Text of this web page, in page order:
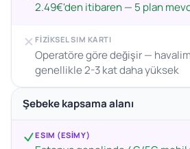
2.49€'den itibaren — 5 plan
FIZIKSEL SIM KARTI
Operatöre göre değişir —
genellikle 2-3 kat daha yüksek
Şebeke kapsama alanı
ESIM (ESIMY)